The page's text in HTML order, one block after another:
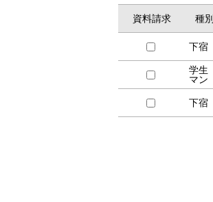
資料請求 種別
下宿
学生
マン
下宿